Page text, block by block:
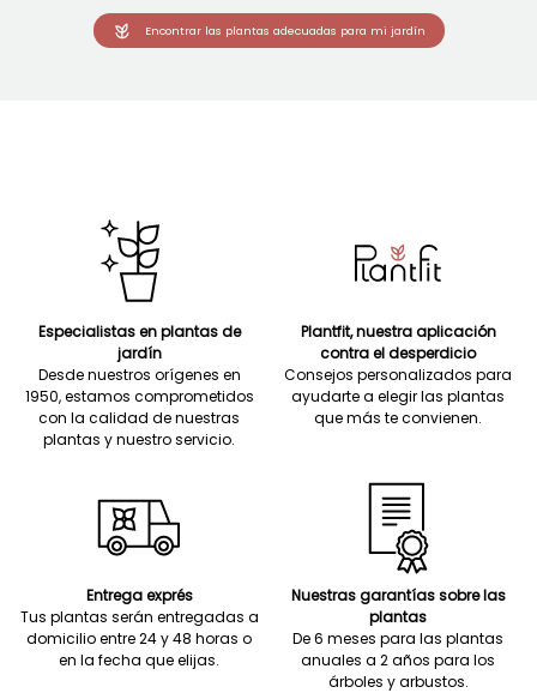
Encontrar las plantas adecuadas para mi jardín
Especialistas en plantas de
jardín
Desde nuestros orígenes en
1950, estamos comprometidos
con la calidad de nuestras
plantas y nuestro servicio.
Plantfit, nuestra aplicación
contra el desperdicio
Consejos personalizados para
ayudarte a elegir las plantas
que más te convienen.
Entrega exprés
Tus plantas serán entregadas a
domicilio entre 24 y 48 horas o
en la fecha que elijas.
Nuestras garantías sobre las
plantas
De 6 meses para las plantas
anuales a 2 años para los
árboles y arbustos.